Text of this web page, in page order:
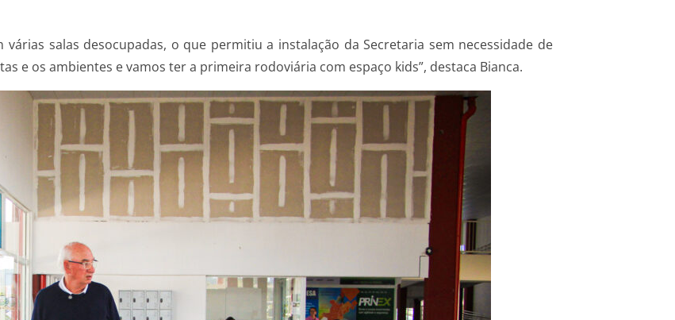
salas desocupadas, o que permitiu a instalação da Secretaria sem necessidade de
e os ambientes e vamos ter a primeira rodoviária com espaço kids”, destaca Bianca.